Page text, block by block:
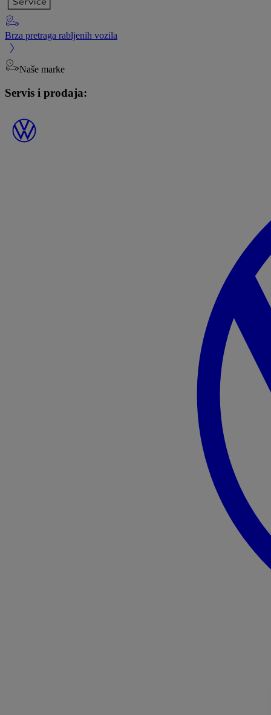
Brza pretraga rabljenih vozila
Naše marke
Servis i prodaja: